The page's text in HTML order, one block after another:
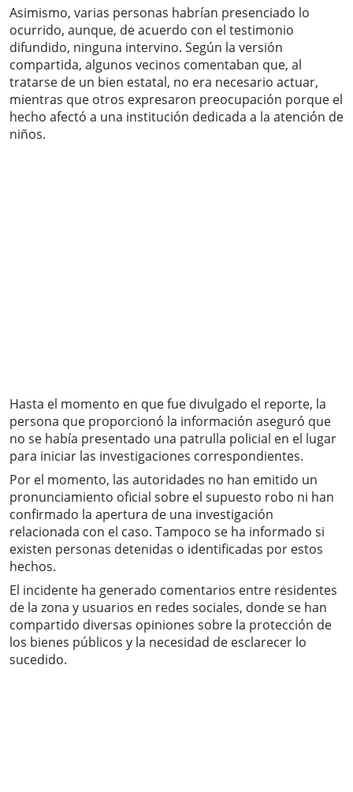
Asimismo, varias personas habrían presenciado lo
ocurrido, aunque, de acuerdo con el testimonio
difundido, ninguna intervino. Según la versión
compartida, algunos vecinos comentaban que, al
tratarse de un bien estatal, no era necesario actuar,
mientras que otros expresaron preocupación porque el
hecho afectó a una institución dedicada a la atención de
niños.
Hasta el momento en que fue divulgado el reporte, la
persona que proporcionó la información aseguró que
no se había presentado una patrulla policial en el lugar
para iniciar las investigaciones correspondientes.
Por el momento, las autoridades no han emitido un
pronunciamiento oficial sobre el supuesto robo ni han
confirmado la apertura de una investigación
relacionada con el caso. Tampoco se ha informado si
existen personas detenidas o identificadas por estos
hechos.
El incidente ha generado comentarios entre residentes
de la zona y usuarios en redes sociales, donde se han
compartido diversas opiniones sobre la protección de
los bienes públicos y la necesidad de esclarecer lo
sucedido.